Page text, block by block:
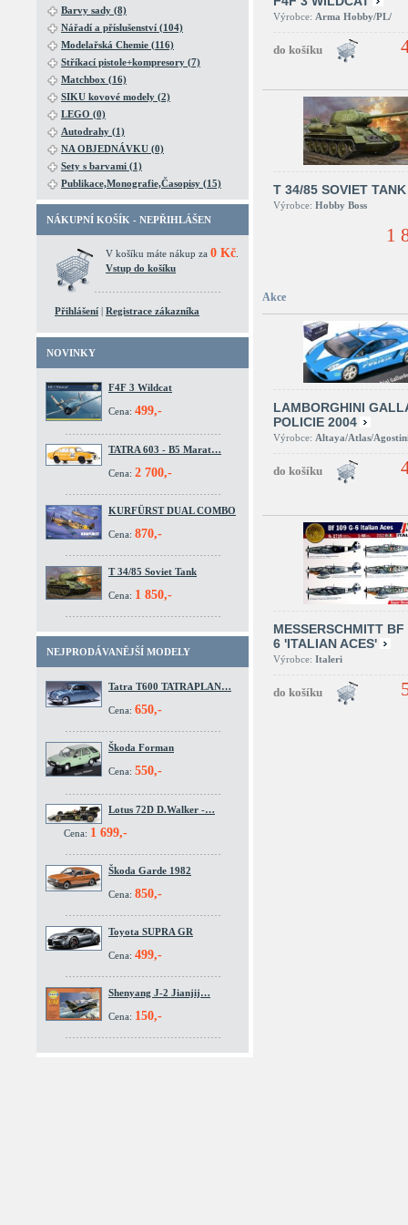
Barvy sady (8)
Nářadí a příslušenství (104)
Modelařská Chemie (116)
Stříkací pistole+kompresory (7)
Matchbox (16)
SIKU kovové modely (2)
LEGO (0)
Autodrahy (1)
NA OBJEDNÁVKU (0)
Sety s barvami (1)
Publikace,Monografie,Časopisy (15)
NÁKUPNÍ KOŠÍK - NEPŘIHLÁŠEN
V košíku máte nákup za 0 Kč
Vstup do košíku
Přihlášení | Registrace zákazníka
NOVINKY
F4F 3 Wildcat
Cena: 499,-
TATRA 603 - B5 Marat…
Cena: 2 700,-
KURFÜRST DUAL COMBO
Cena: 870,-
T 34/85 Soviet Tank
Cena: 1 850,-
NEJPRODÁVANĚJŠÍ MODELY
Tatra T600 TATRAPLAN…
Cena: 650,-
Škoda Forman
Cena: 550,-
Lotus 72D D.Walker -…
Cena: 1 699,-
Škoda Garde 1982
Cena: 850,-
Toyota SUPRA GR
Cena: 499,-
Shenyang J-2 Jianjij…
Cena: 150,-
Výrobce: Arma Hobby/PL/
T 34/85 SOVIET TANK
Výrobce: Hobby Boss
1
Akce
LAMBORGHINI
POLICIE 2004
Výrobce: Altaya/Atlas/
MESSERSCHMITT
6 'ITALIAN ACES'
Výrobce: Italeri